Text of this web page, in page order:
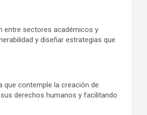
entre sectores académicos y
y diseñar estrategias que
que contemple la creación de
derechos humanos y facilitando